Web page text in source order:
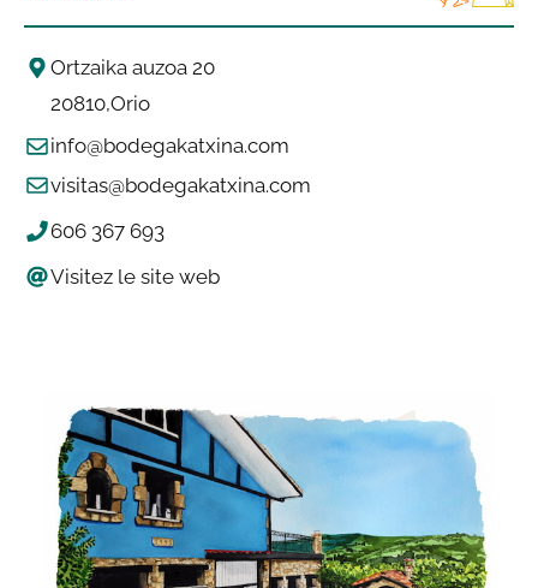
Ortzaika auzoa 20
20810 Orio
info@bodegakatxina.com
visitas@bodegakatxina.com
606 367 693
Visitez le site web